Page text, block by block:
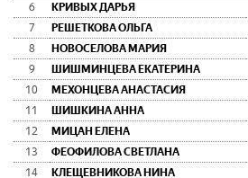
6 КРИВЫХ ДАРЬЯ
7
РЕШЕТКОВА ОЛЬГА
8
НОВОСЕЛОВА МАРИЯ
9
ШИШМИНЦЕВА ЕКАТЕРИНА
10
МЕХОНЦЕВА АНАСТАСИЯ
11
ШИШКИНА АННА
12
МИЦАН ЕЛЕНА
13
ФЕОФИЛОВА СВЕТЛАНА
14
КЛЕЩЕВНИКОВА НИНА